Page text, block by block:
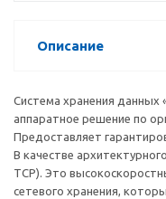
Описание
Система хранения данных
аппаратное решение по
Предоставляет
В качестве
TCP). Это
сетевого хранения,